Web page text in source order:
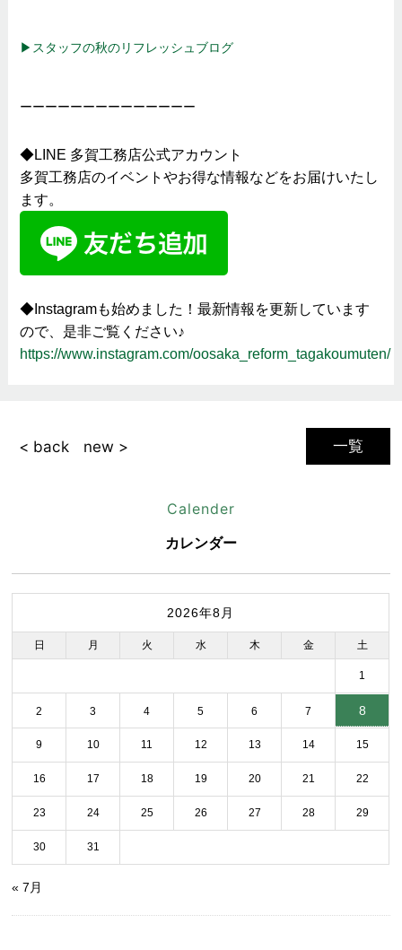
▶︎スタッフの秋のリフレッシュブログ
ーーーーーーーーーーーーーー
◆LINE 多賀工務店公式アカウント
多賀工務店のイベントやお得な情報などをお届けいたし
ます。
◆Instagramも始めました！最新情報を更新しています
ので、是非ご覧ください♪
https://www.instagram.com/oosaka_reform_tagakoumuten/
< back new > 一覧
Calender
カレンダー
2026年8月
日 月 火 水 木 金 土
1
2 3 4 5 6 7 8
9 10 11 12 13 14 15
16 17 18 19 20 21 22
23 24 25 26 27 28 29
30 31
« 7月